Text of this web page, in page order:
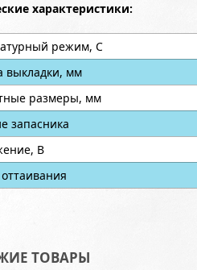
характеристики:
режим, С
выкладки, мм
размеры, мм
запасника
В
ТОВАРЫ